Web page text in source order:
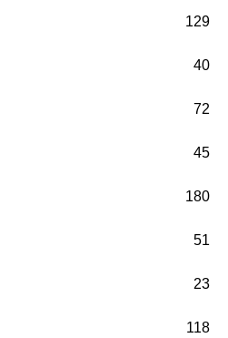
129
40
72
45
180
51
23
118